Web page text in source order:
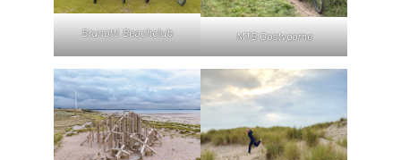
Brunotti Beachclub MTB Oostvoorne